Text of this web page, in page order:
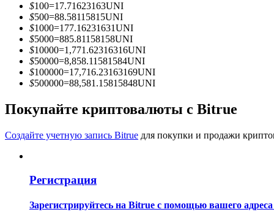
Наслаждайтесь распределением прибыли и комиссиями за
$100=17.71623163UNI
$500=88.58115815UNI
$1000=177.16231631UNI
$5000=885.81158158UNI
$10000=1,771.62316316UNI
$50000=8,858.11581584UNI
$100000=17,716.23163169UNI
$500000=88,581.15815848UNI
Покупайте криптовалюты с Bitrue
Создайте учетную запись Bitrue для покупки и продажи
Регистрация
Зарегистрируйтесь на Bitrue с помощью вашего